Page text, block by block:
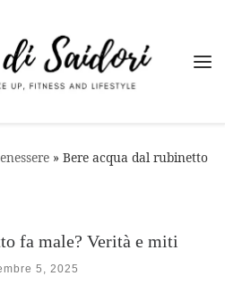
» Bere acqua dal rubinetto
fa male? Verità e miti
5, 2025